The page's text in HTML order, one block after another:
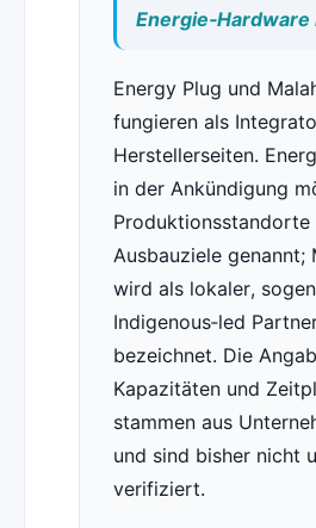
Energie‑Hardware
Energy Plug und
fungieren als
Herstellerseiten.
in der Ankündigung
Produktionsstandorte
Ausbauziele genannt;
wird als lokaler,
Indigenous‑led
bezeichnet. Die
Kapazitäten und
stammen aus
und sind bisher nicht
verifiziert.